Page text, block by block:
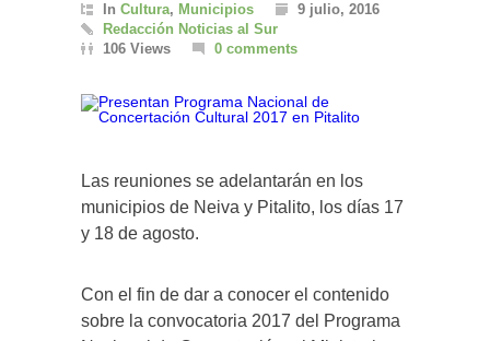
In Cultura, Municipios
9 julio, 2016
Redacción Noticias al Sur
106 Views
0 comments
Las reuniones se adelantarán en los
municipios de Neiva y Pitalito, los días 17
y 18 de agosto.
Con el fin de dar a conocer el contenido
sobre la convocatoria 2017 del Programa